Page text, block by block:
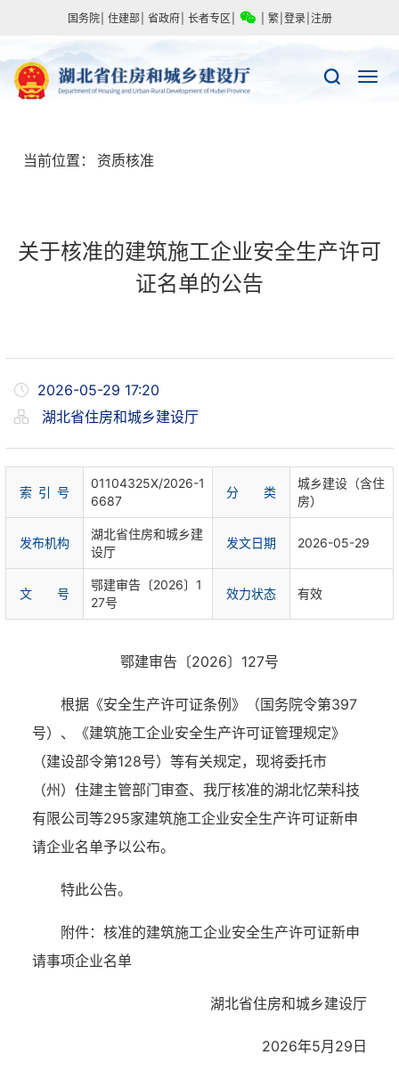
国务院 住建部 省政府 长者专区 繁 登录 注册
当前位置： 资质核准
关于核准的建筑施工企业安全生产许可
证名单的公告
2026-05-29 17:20
湖北省住房和城乡建设厅
索 引 号
01104325X/2026-1
6687
分 类
城乡建设（含住
房）
发布机构
湖北省住房和城乡建
设厅
发文日期 2026-05-29
文 号
鄂建审告〔2026〕1
27号
效力状态 有效
鄂建审告〔2026〕127号
根据《安全生产许可证条例》（国务院令第397
号）、《建筑施工企业安全生产许可证管理规定》
（建设部令第128号）等有关规定，现将委托市
（州）住建主管部门审查、我厅核准的湖北忆荣科技
有限公司等295家建筑施工企业安全生产许可证新申
请企业名单予以公布。
特此公告。
附件：核准的建筑施工企业安全生产许可证新申
请事项企业名单
湖北省住房和城乡建设厅
2026年5月29日